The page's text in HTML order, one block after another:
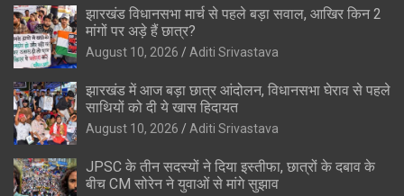
झारखंड विधानसभा मार्च से पहले बड़ा सवाल, आखिर किन 2
मांगों पर अड़े हैं छात्र?
August 10, 2026 Aditi Srivastava
झारखंड में आज बड़ा छात्र आंदोलन, विधानसभा घेराव से पहले
साथियों को दी ये खास हिदायत
August 10, 2026 Aditi Srivastava
JPSC के तीन सदस्यों ने दिया इस्तीफा, छात्रों के दबाव के
बीच CM सोरेन ने युवाओं से मांगे सुझाव